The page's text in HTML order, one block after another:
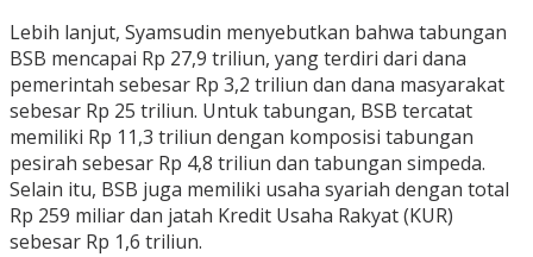
Lebih lanjut, Syamsudin menyebutkan bahwa tabungan
BSB mencapai Rp 27,9 triliun, yang terdiri dari dana
pemerintah sebesar Rp 3,2 triliun dan dana masyarakat
sebesar Rp 25 triliun. Untuk tabungan, BSB tercatat
memiliki Rp 11,3 triliun dengan komposisi tabungan
pesirah sebesar Rp 4,8 triliun dan tabungan simpeda.
Selain itu, BSB juga memiliki usaha syariah dengan total
Rp 259 miliar dan jatah Kredit Usaha Rakyat (KUR)
sebesar Rp 1,6 triliun.